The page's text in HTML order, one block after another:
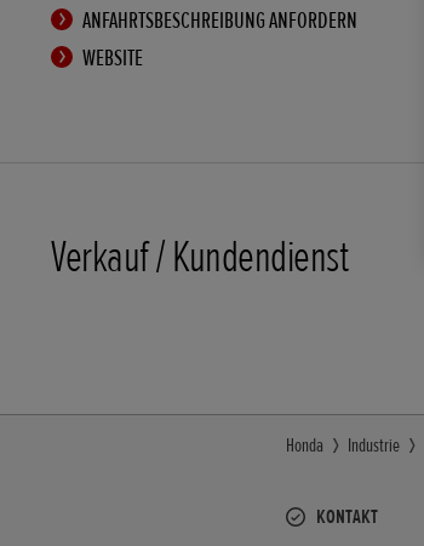
ANFAHRTSBESCHREIBUNG ANFORDERN
WEBSITE
Verkauf / Kundendienst
Honda Industrie
KONTAKT